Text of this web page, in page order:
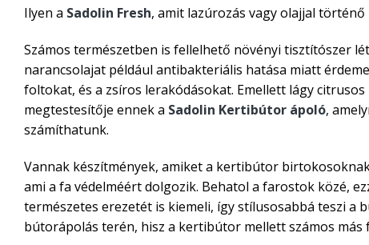
Ilyen a Sadolin Fresh, amit lazúrozás vagy olajjal
Számos természetben is fellelhető növényi tisztítószer
narancsolajat például antibakteriális hatása miatt
foltokat, és a zsíros lerakódásokat. Emellett lágy
megtestesítője ennek a Sadolin Kertibútor ápoló,
számíthatunk.
Vannak készítmények, amiket a kertibútor
ami a fa védelméért dolgozik. Behatol a farostok közé,
természetes erezetét is kiemeli, így stílusosabbá teszi a
bútorápolás terén, hisz a kertibútor mellett számos